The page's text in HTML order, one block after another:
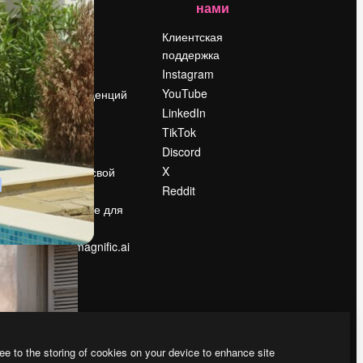
Цены
О нас
Reviews
Вакансии
Поиск тенденций
Блог
События
Slidesgo
Продайте свой
контент
Помещение для
прессы
Ищете magnific.ai
нами
Клиентская
поддержка
Instagram
YouTube
LinkedIn
TikTok
Discord
X
Reddit
to the storing of cookies on your device to enhance site